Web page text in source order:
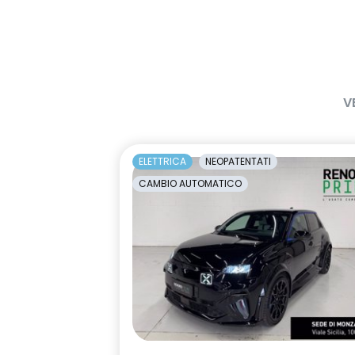
dietro schienali dei sedili anteriori
glass
ELETTRICA
NEOPATENTATI
CAMBIO AUTOMATICO